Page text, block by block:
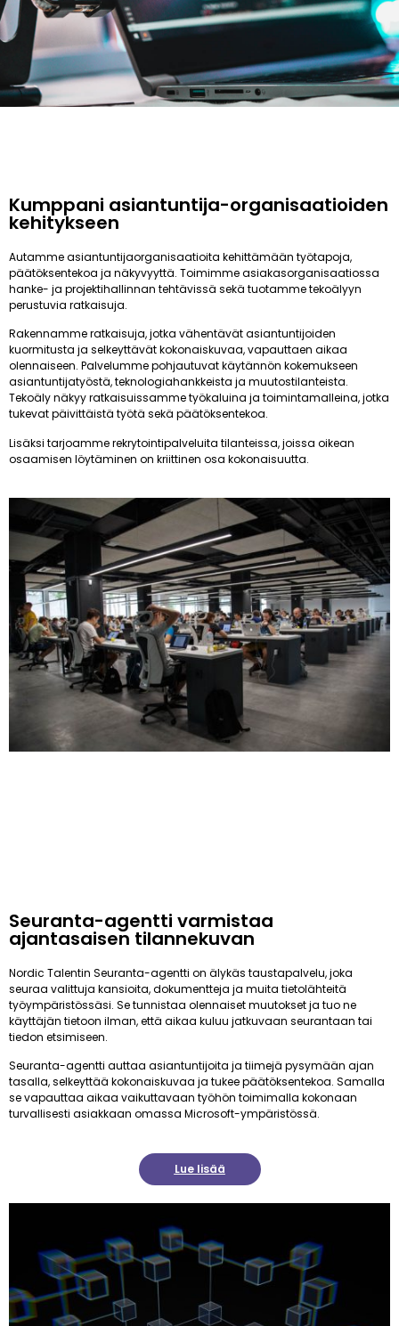
Kumppani asiantuntija-organisaatioiden
kehitykseen
Autamme asiantuntijaorganisaatioita kehittämään työtapoja,
päätöksentekoa ja näkyvyyttä. Toimimme asiakasorganisaatiossa
hanke- ja projektihallinnan tehtävissä sekä tuotamme tekoälyyn
perustuvia ratkaisuja.
Rakennamme ratkaisuja, jotka vähentävät asiantuntijoiden
kuormitusta ja selkeyttävät kokonaiskuvaa, vapauttaen aikaa
olennaiseen. Palvelumme pohjautuvat käytännön kokemukseen
asiantuntijatyöstä, teknologiahankkeista ja muutostilanteista.
Tekoäly näkyy ratkaisuissamme työkaluina ja toimintamalleina, jotka
tukevat päivittäistä työtä sekä päätöksentekoa.
Lisäksi tarjoamme rekrytointipalveluita tilanteissa, joissa oikean
osaamisen löytäminen on kriittinen osa kokonaisuutta.
Seuranta-agentti varmistaa
ajantasaisen tilannekuvan
Nordic Talentin Seuranta-agentti on älykäs taustapalvelu, joka
seuraa valittuja kansioita, dokumentteja ja muita tietolähteitä
työympäristössäsi. Se tunnistaa olennaiset muutokset ja tuo ne
käyttäjän tietoon ilman, että aikaa kuluu jatkuvaan seurantaan tai
tiedon etsimiseen.
Seuranta-agentti auttaa asiantuntijoita ja tiimejä pysymään ajan
tasalla, selkeyttää kokonaiskuvaa ja tukee päätöksentekoa. Samalla
se vapauttaa aikaa vaikuttavaan työhön toimimalla kokonaan
turvallisesti asiakkaan omassa Microsoft-ympäristössä.
Lue lisää